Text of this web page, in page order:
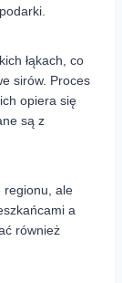
łąkach, co
sirów. Proces
opiera się
są z
regionu, ale
a
również